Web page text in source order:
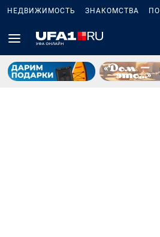
НЕДВИЖИМОСТЬ ЗНАКОМСТВА